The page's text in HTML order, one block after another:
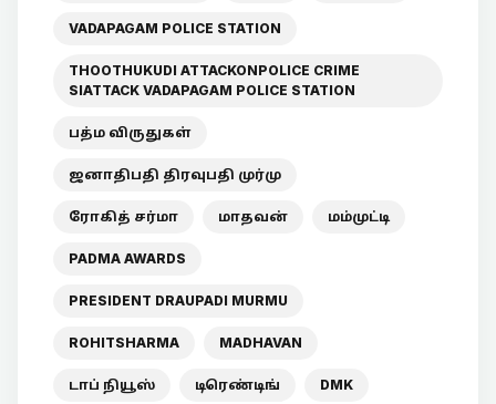
VADAPAGAM POLICE STATION
THOOTHUKUDI ATTACKONPOLICE CRIME
SIATTACK VADAPAGAM POLICE STATION
பத்ம விருதுகள்
ஜனாதிபதி திரவுபதி முர்மு
ரோகித் சர்மா மாதவன் மம்முட்டி
PADMA AWARDS
PRESIDENT DRAUPADI MURMU
ROHITSHARMA MADHAVAN
டாப் நியூஸ் டிரெண்டிங் DMK